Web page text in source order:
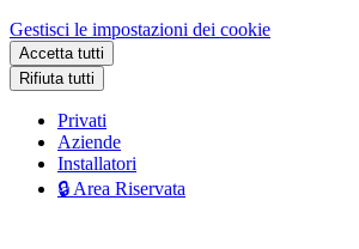
Gestisci le impostazioni dei cookie
Accetta tutti
Rifiuta tutti
Privati
Aziende
Installatori
🔒 Area Riservata